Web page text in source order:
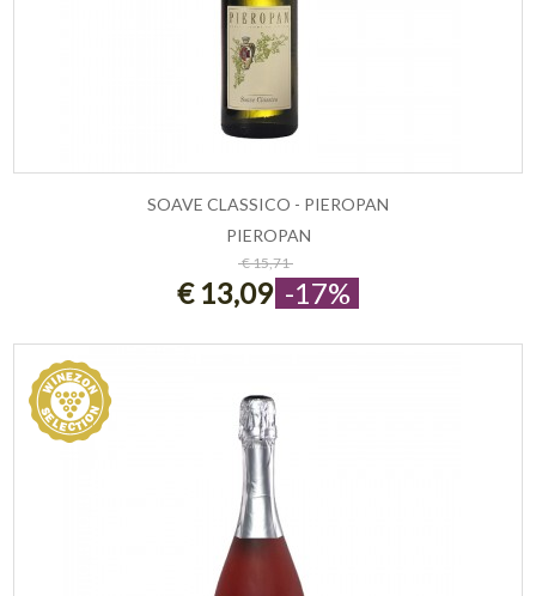
ESAURITO
SOAVE CLASSICO - PIEROPAN
PIEROPAN
€ 15,71
€ 13,09 -17%